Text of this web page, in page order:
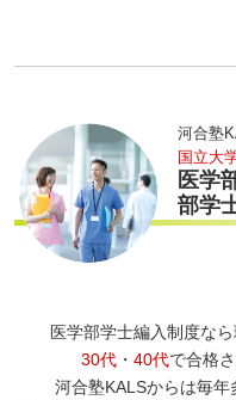
河合塾
国立大
医学
部学
医学部学士編入制度なら
30代 ・ 40代で合格
河合塾KALSからは毎年